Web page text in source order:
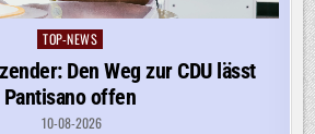
Posted
in
TOP-NEWS
Den Weg zur CDU lässt
Pantisano offen
10-08-2026